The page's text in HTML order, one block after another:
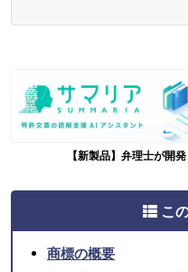
【新製品】弁理士が開
こ
商標の概要